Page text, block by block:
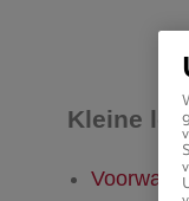
Kleine